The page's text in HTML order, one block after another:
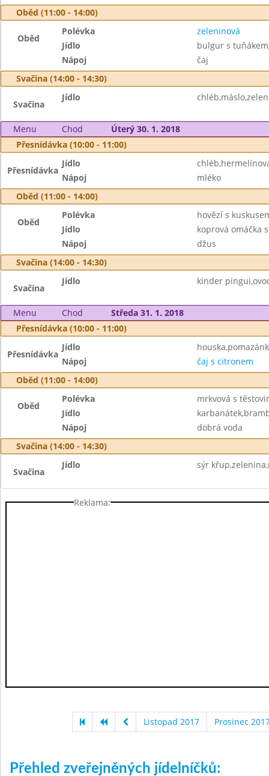
Oběd (11:00 - 14:00)
Oběd
Polévka
zeleninová
Jídlo
bulgur s
Nápoj
čaj
Svačina (14:00 - 14:30)
Svačina
Jídlo
Menu Chod
Úterý 30. 1. 2018
Přesnídávka (10:00 - 11:00)
Přesnídávka
Jídlo
Nápoj
mléko
Oběd (11:00 - 14:00)
Oběd
Polévka
hovězí s
Jídlo
koprová omáčka
Nápoj
džus
Svačina (14:00 - 14:30)
Svačina
Jídlo kinder
Menu Chod
Středa 31. 1. 2018
Přesnídávka (10:00 - 11:00)
Přesnídávka
Jídlo
Nápoj
čaj s citronem
Oběd (11:00 - 14:00)
Oběd
Polévka
mrkvová s
Jídlo
Nápoj
dobrá voda
Svačina (14:00 - 14:30)
Svačina
Jídlo sýr
Reklama:
Listopad 2017 Prosinec
Přehled zveřejněných jídelníčků: